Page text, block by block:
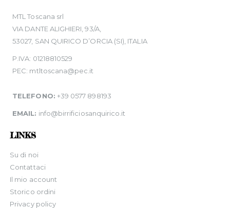
MTL Toscana srl
VIA DANTE ALIGHIERI, 93/A,
53027, SAN QUIRICO D’ORCIA (SI), ITALIA
P.IVA: 01218810529
PEC: mtltoscana@pec.it
TELEFONO: +39 0577 898193
EMAIL: info@birrificiosanquirico.it
LINKS
Su di noi
Contattaci
Il mio account
Storico ordini
Privacy policy